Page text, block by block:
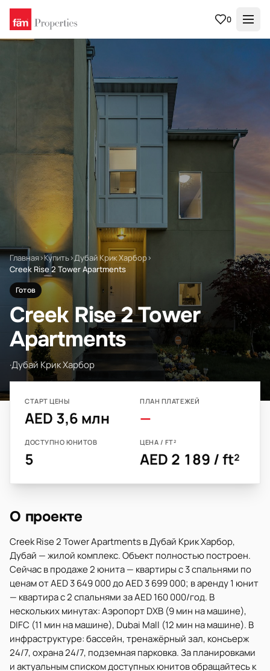
0
Главная›Купить›Дубай Крик Харбор›
Creek Rise 2 Tower Apartments
Готов
Creek Rise 2 Tower
Apartments
·Дубай Крик Харбор
СТАРТ ЦЕНЫ
AED 3,6 млн
ПЛАН ПЛАТЕЖЕЙ
—
ДОСТУПНО ЮНИТОВ
5
ЦЕНА / FT²
AED 2 189 / ft²
О проекте
Creek Rise 2 Tower Apartments в Дубай Крик Харбор,
Дубай — жилой комплекс. Объект полностью построен.
Сейчас в продаже 2 юнита — квартиры с 3 спальнями по
ценам от AED 3 649 000 до AED 3 699 000; в аренду 1 юнит
— квартира с 2 спальнями за AED 160 000/год. В
нескольких минутах: Аэропорт DXB (9 мин на машине),
DIFC (11 мин на машине), Dubai Mall (12 мин на машине). В
инфраструктуре: бассейн, тренажёрный зал, консьерж
24/7, охрана 24/7, подземная парковка. За планировками
и актуальным списком доступных юнитов обращайтесь к